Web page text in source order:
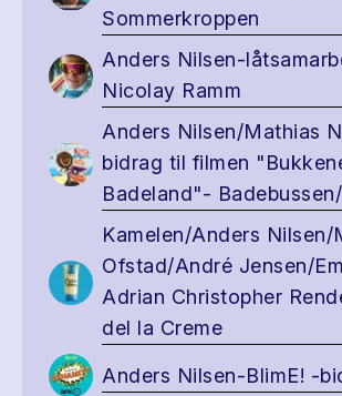
Sommerkroppen
Anders Nilsen-
Nicolay Ramm
Anders Nilsen/Mathias
bidrag til filmen
Badeland"-
Kamelen/Anders Nilsen/
Ofstad/André Jensen/
Adrian Christopher
del la Creme
Anders Nilsen-BlimE! -